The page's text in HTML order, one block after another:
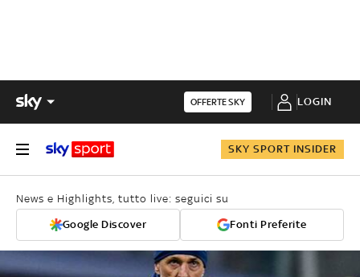
OFFERTE SKY LOGIN
SKY SPORT INSIDER
News e Highlights, tutto live: seguici su
Google Discover Fonti Preferite